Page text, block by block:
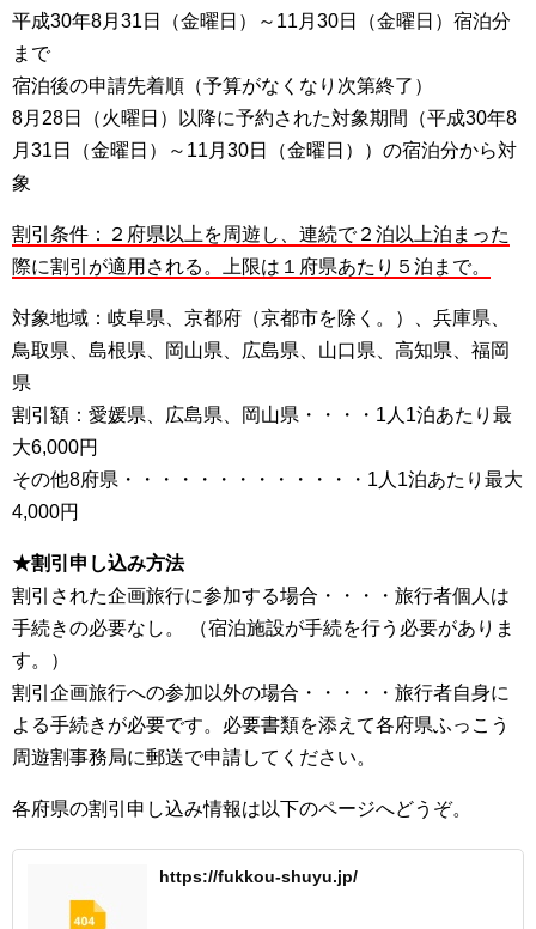
平成30年8月31日（金曜日）～11月30日（金曜日）宿泊分
まで
宿泊後の申請先着順（予算がなくなり次第終了）
8月28日（火曜日）以降に予約された対象期間（平成30年8
月31日（金曜日）～11月30日（金曜日））の宿泊分から対
象
割引条件：２府県以上を周遊し、連続で２泊以上泊まった
際に割引が適用される。上限は１府県あたり５泊まで。
対象地域：岐阜県、京都府（京都市を除く。）、兵庫県、
鳥取県、島根県、岡山県、広島県、山口県、高知県、福岡
県
割引額：愛媛県、広島県、岡山県・・・・1人1泊あたり最
大6,000円
その他8府県・・・・・・・・・・・・・1人1泊あたり最大
4,000円
★割引申し込み方法
割引された企画旅行に参加する場合・・・・旅行者個人は
手続きの必要なし。 （宿泊施設が手続を行う必要がありま
す。）
割引企画旅行への参加以外の場合・・・・・旅行者自身に
よる手続きが必要です。必要書類を添えて各府県ふっこう
周遊割事務局に郵送で申請してください。
各府県の割引申し込み情報は以下のページへどうぞ。
https://fukkou-shuyu.jp/